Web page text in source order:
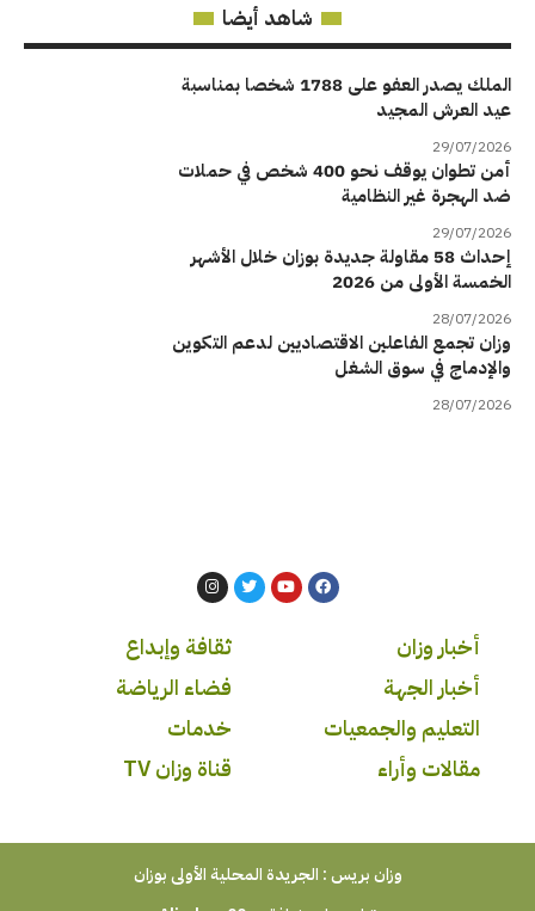
شاهد أيضا
الملك يصدر العفو على 1788 شخصا بمناسبة
عيد العرش المجيد
29/07/2026
أمن تطوان يوقف نحو 400 شخص في حملات
ضد الهجرة غير النظامية
29/07/2026
إحداث 58 مقاولة جديدة بوزان خلال الأشهر
الخمسة الأولى من 2026
28/07/2026
وزان تجمع الفاعلين الاقتصاديين لدعم التكوين
والإدماج في سوق الشغل
28/07/2026
أخبار وزان
أخبار الجهة
التعليم والجمعيات
مقالات وأراء
ثقافة وإبداع
فضاء الرياضة
خدمات
قناة وزان TV
وزان بريس : الجريدة المحلية الأولى بوزان